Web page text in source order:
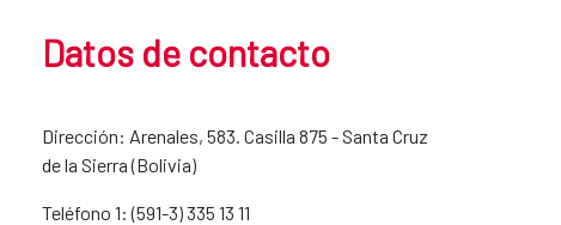
Datos de contacto
Dirección: Arenales, 583. Casilla 875 - Santa Cruz
de la Sierra (Bolivia)
Teléfono 1: (591-3) 335 13 11